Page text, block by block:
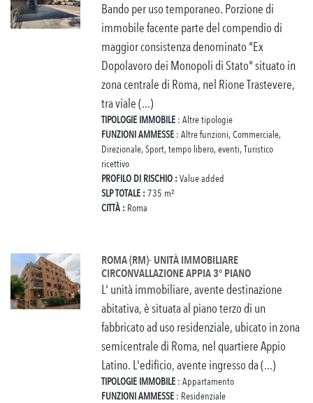
Bando per uso temporaneo. Porzione di
immobile facente parte del compendio di
maggior consistenza denominato "Ex
Dopolavoro dei Monopoli di Stato" situato in
zona centrale di Roma, nel Rione Trastevere,
tra viale (...)
TIPOLOGIE IMMOBILE : Altre tipologie
FUNZIONI AMMESSE : Altre funzioni, Commerciale,
Direzionale, Sport, tempo libero, eventi, Turistico
ricettivo
PROFILO DI RISCHIO : Value added
SLP TOTALE : 735 m²
CITTÀ : Roma
ROMA (RM)- UNITÀ IMMOBILIARE
CIRCONVALLAZIONE APPIA 3° PIANO
L' unità immobiliare, avente destinazione
abitativa, è situata al piano terzo di un
fabbricato ad uso residenziale, ubicato in zona
semicentrale di Roma, nel quartiere Appio
Latino. L'edificio, avente ingresso da (...)
TIPOLOGIE IMMOBILE : Appartamento
FUNZIONI AMMESSE : Residenziale